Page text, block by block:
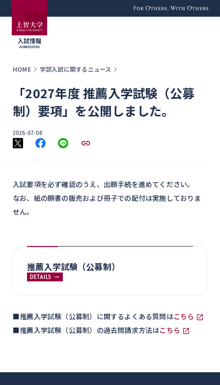
For Others, With
Others
HOME 学部入試に関するニュース
「2027年度 推薦入学試験（公募
制）要項」を公開しました。
2026-07-08
入試要項を必ず確認のうえ、出願手続を進めてください。
なお、紙の願書の販売および冊子での配付は実施しておりま
せん。
推薦入学試験（公募制）
DETAILS
■推薦入学試験（公募制）に関するよくある質問はこちら
■推薦入学試験（公募制）の過去問請求方法はこちら